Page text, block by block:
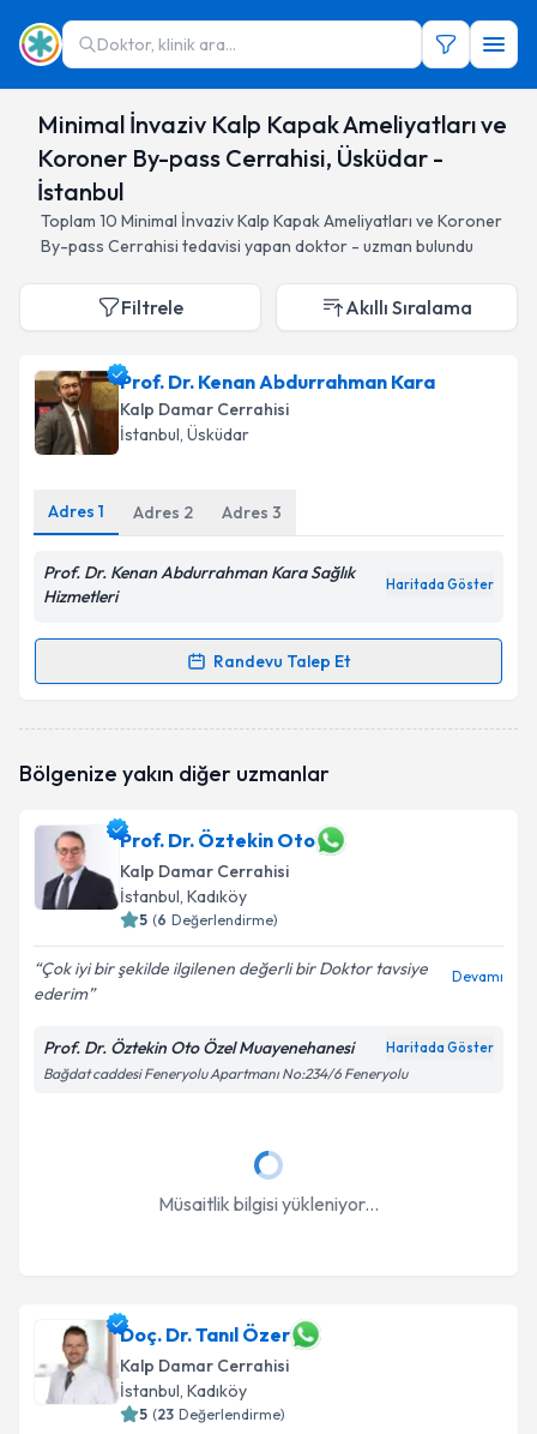
Doktor, klinik ara...
Minimal İnvaziv Kalp Kapak Ameliyatları ve
Koroner By-pass Cerrahisi, Üsküdar -
İstanbul
Toplam 10 Minimal İnvaziv Kalp Kapak Ameliyatları ve Koroner
By-pass Cerrahisi tedavisi yapan doktor - uzman bulundu
Filtrele Akıllı Sıralama
Prof. Dr. Kenan Abdurrahman Kara
Kalp Damar Cerrahisi
İstanbul, Üsküdar
Adres 1 Adres 2 Adres 3
Prof. Dr. Kenan Abdurrahman Kara Sağlık
Hizmetleri
Haritada Göster
Randevu Talep Et
Randevu Takvimi Talebi
takvimi talebi oluşturun. Size bu uzmandan randevu
bilgilendireceğiz.
E-posta Adresiniz
kapsamda işlenmesini kabul ediyorum.
Bölgenize yakın diğer uzmanlar
Prof. Dr. Öztekin Oto
Kalp Damar Cerrahisi
İstanbul, Kadıköy
5 (6 Değerlendirme)
Çok iyi bir şekilde ilgilenen değerli bir Doktor tavsiye
ederim
Devamı
Prof. Dr. Öztekin Oto Özel Muayenehanesi Haritada Göster
Bağdat caddesi Feneryolu Apartmanı No:234/6 Feneryolu
Müsaitlik bilgisi yükleniyor...
Doç. Dr. Tanıl Özer
Kalp Damar Cerrahisi
İstanbul, Kadıköy
5 (23 Değerlendirme)